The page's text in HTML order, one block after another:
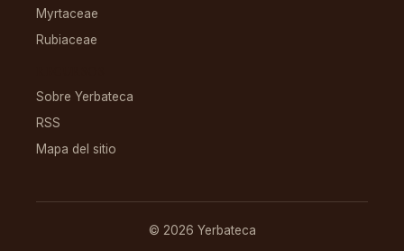
Myrtaceae
Rubiaceae
Sobre Yerbateca
RSS
Mapa del sitio
© 2026 Yerbateca